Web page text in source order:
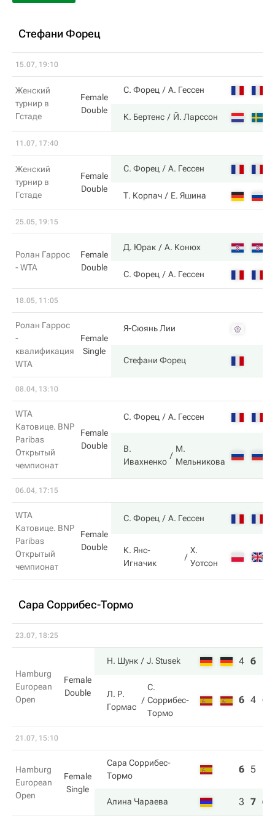
Стефани Форец
15.07, 19:10
Женский
турнир в
Гстаде
Female
Double
С. Форец А. Гессен
К. Бертенс Й. Ларссон
11.07, 17:40
Женский
турнир в
Гстаде
Female
Double
С. Форец А. Гессен
Т. Корпач Е. Яшина
25.05, 19:15
Ролан Гаррос
- WTA
Female
Double
Д. Юрак А. Конюх
С. Форец А. Гессен
18.05, 11:05
Ролан Гаррос
-
квалификация
WTA
Female
Single
Я-Сюянь Лии
Стефани Форец
08.04, 13:10
WTA
Катовице. BNP
Paribas
Открытый
чемпионат
Female
Double
С. Форец А. Гессен
В.
Ивахненко
М.
Мельникова
06.04, 17:15
WTA
Катовице. BNP
Paribas
Открытый
чемпионат
Female
Double
С. Форец А. Гессен
К. Янс-
Игначик
Х.
Уотсон
Сара Соррибес-Тормо
23.07, 18:25
Hamburg
European
Open
Female
Double
Н. Шунк J. Stusek 4 6
Л. Р.
Гормас
С.
Соррибес-
Тормо
6 4 6
21.07, 15:10
Hamburg
European
Open
Female
Single
Сара Соррибес-
Тормо
6 5
Алина Чараева 3 7 6